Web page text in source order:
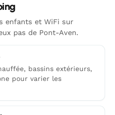
enfants et WiFi sur
pas de Pont-Aven.
bassins extérieurs,
pour varier les